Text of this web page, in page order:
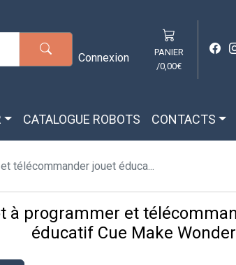
Connexion
PANIER
/0,00€
CATALOGUE ROBOTS CONTACTS
télécommander jouet éduca...
à programmer et
éducatif Cue Make Wonder